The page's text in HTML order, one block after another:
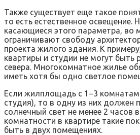
Также существует еще такое
то есть естественное
касающиеся этого параметра, во
ограничивают свободу
проекта жилого здания. К
квартиры и студии не могут быть
севера. Многокомнатное жилье
иметь хотя бы одно светлое
Если жилплощадь с 1−3
студия), то в одну из них должен
солнечный свет не менее 2 часов
комнатности в квартире такие
быть в двух помещениях.